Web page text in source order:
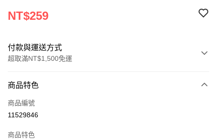
NT$259
付款與運送方式
超取滿NT$1,500免運
信用卡一次付款
超商取貨付款
商品特色
商品編號
11529846
商品特色